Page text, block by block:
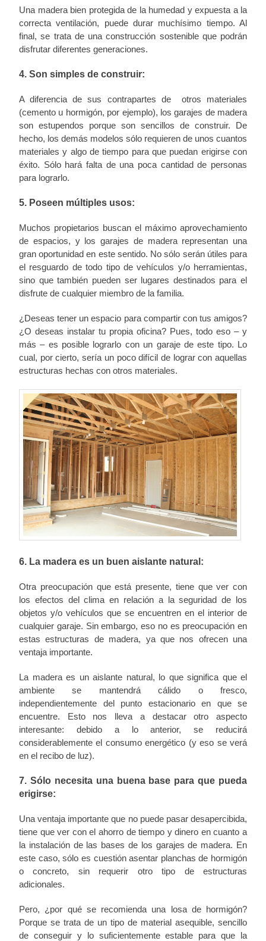
Una madera bien protegida de la humedad y expuesta a la
correcta ventilación, puede durar muchísimo tiempo. Al
final, se trata de una construcción sostenible que podrán
disfrutar diferentes generaciones.
4. Son simples de construir:
A diferencia de sus contrapartes de otros materiales
(cemento u hormigón, por ejemplo), los garajes de madera
son estupendos porque son sencillos de construir. De
hecho, los demás modelos sólo requieren de unos cuantos
materiales y algo de tiempo para que puedan erigirse con
éxito. Sólo hará falta de una poca cantidad de personas
para lograrlo.
5. Poseen múltiples usos:
Muchos propietarios buscan el máximo aprovechamiento
de espacios, y los garajes de madera representan una
gran oportunidad en este sentido. No sólo serán útiles para
el resguardo de todo tipo de vehículos y/o herramientas,
sino que también pueden ser lugares destinados para el
disfrute de cualquier miembro de la familia.
¿Deseas tener un espacio para compartir con tus amigos?
¿O deseas instalar tu propia oficina? Pues, todo eso – y
más – es posible lograrlo con un garaje de este tipo. Lo
cual, por cierto, sería un poco difícil de lograr con aquellas
estructuras hechas con otros materiales.
6. La madera es un buen aislante natural:
Otra preocupación que está presente, tiene que ver con
los efectos del clima en relación a la seguridad de los
objetos y/o vehículos que se encuentren en el interior de
cualquier garaje. Sin embargo, eso no es preocupación en
estas estructuras de madera, ya que nos ofrecen una
ventaja importante.
La madera es un aislante natural, lo que significa que el
ambiente se mantendrá cálido o fresco,
independientemente del punto estacionario en que se
encuentre. Esto nos lleva a destacar otro aspecto
interesante: debido a lo anterior, se reducirá
considerablemente el consumo energético (y eso se verá
en el recibo de luz).
7. Sólo necesita una buena base para que pueda
erigirse:
Una ventaja importante que no puede pasar desapercibida,
tiene que ver con el ahorro de tiempo y dinero en cuanto a
la instalación de las bases de los garajes de madera. En
este caso, sólo es cuestión asentar planchas de hormigón
o concreto, sin requerir otro tipo de estructuras
adicionales.
Pero, ¿por qué se recomienda una losa de hormigón?
Porque se trata de un tipo de material asequible, sencillo
de conseguir y lo suficientemente estable para que la